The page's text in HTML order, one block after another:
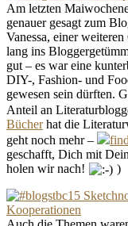
Am letzten
genauer gesagt zum
Vanessa, einer
lang ins
gut – es war eine
DIY-, Fashion- und
gewesen sein dürften.
Anteil an
Bücherhat die
geht noch mehr –
geschafft, Dich mit
holen wir nach!
)